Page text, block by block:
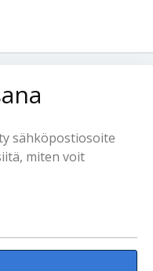
sähköpostiosoite
miten voit